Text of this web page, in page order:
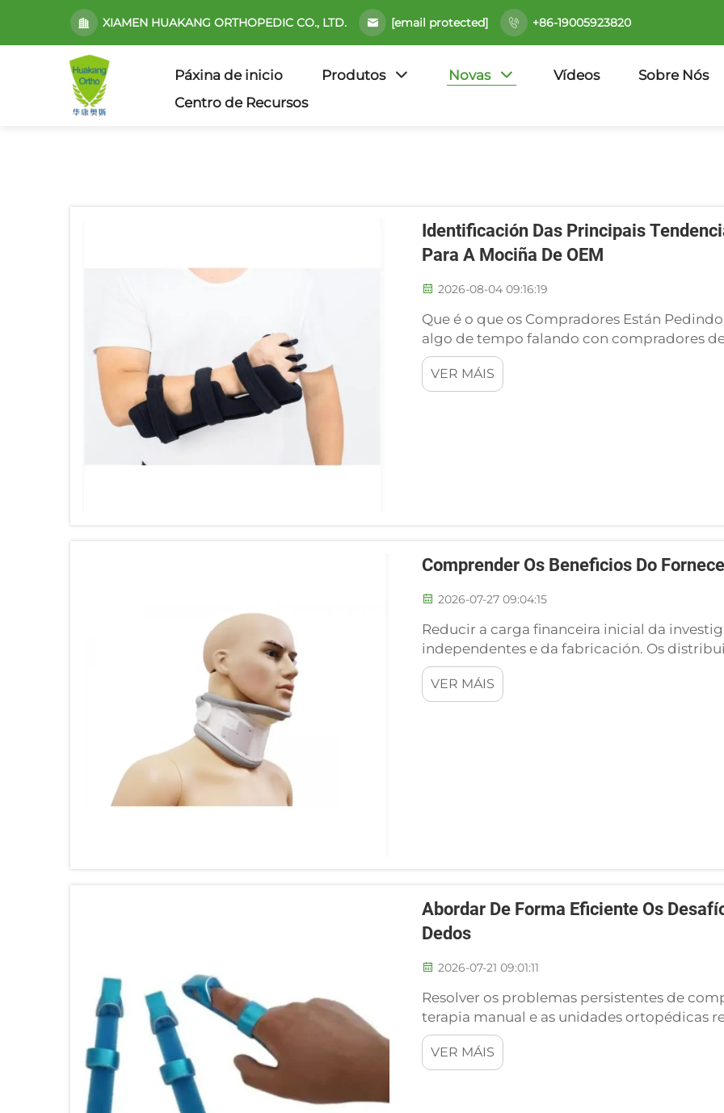
XIAMEN HUAKANG ORTHOPEDIC CO., LTD. [email protected] +86-19005923820
Páxina de inicio Produtos Novas Vídeos Sobre Nós
Centro de Recursos
Identificación Das Principais
Para A Mociña De OEM
2026-08-04 09:16:19
Que é o que os Compradores Están
algo de tempo falando con compradores
rapidamente obsérvase unha clara
industria hai cinco anos. Ningunha persoa
VER MÁIS
Comprender Os Beneficios Do
2026-07-27 09:04:15
Reducir a carga financeira inicial da
independentes e da fabricación. Os
rehabilitación e os operadores de marcas
presión financeira inicial se deciden
VER MÁIS
Abordar De Forma Eficiente Os
Dedos
2026-07-21 09:01:11
Resolver os problemas persistentes de
terapia manual e as unidades ortopédicas
pacientes sobre irritacións dolorosas na pel
estándar, un desafío xeralizado que...
VER MÁIS